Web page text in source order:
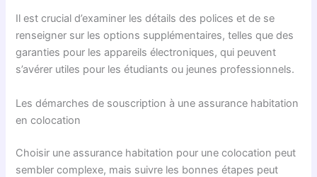
Il est crucial d’examiner les détails des polices et de se
renseigner sur les options supplémentaires, telles que des
garanties pour les appareils électroniques, qui peuvent
s’avérer utiles pour les étudiants ou jeunes professionnels.
Les démarches de souscription à une assurance habitation
en colocation
Choisir une assurance habitation pour une colocation peut
sembler complexe, mais suivre les bonnes étapes peut